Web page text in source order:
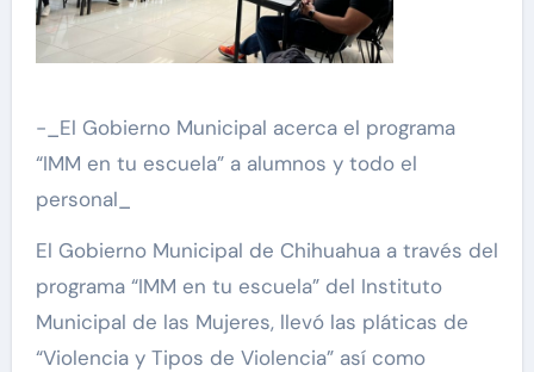
-_El Gobierno Municipal acerca el programa
“IMM en tu escuela” a alumnos y todo el
personal_
El Gobierno Municipal de Chihuahua a través del
programa “IMM en tu escuela” del Instituto
Municipal de las Mujeres, llevó las pláticas de
“Violencia y Tipos de Violencia” así como